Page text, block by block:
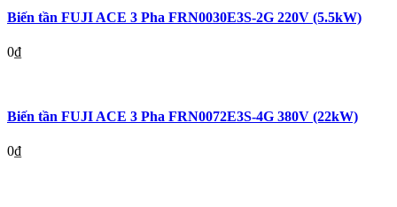
Biến tần FUJI ACE 3 Pha FRN0030E3S-2G 220V (5.5kW)
0₫
Biến tần FUJI ACE 3 Pha FRN0072E3S-4G 380V (22kW)
0₫